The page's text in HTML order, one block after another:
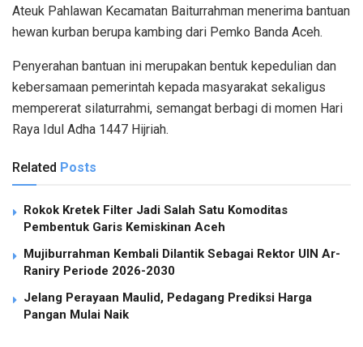
Ateuk Pahlawan Kecamatan Baiturrahman menerima bantuan
hewan kurban berupa kambing dari Pemko Banda Aceh.
Penyerahan bantuan ini merupakan bentuk kepedulian dan
kebersamaan pemerintah kepada masyarakat sekaligus
mempererat silaturrahmi, semangat berbagi di momen Hari
Raya Idul Adha 1447 Hijriah.
Related Posts
Rokok Kretek Filter Jadi Salah Satu Komoditas
Pembentuk Garis Kemiskinan Aceh
Mujiburrahman Kembali Dilantik Sebagai Rektor UIN Ar-
Raniry Periode 2026-2030
Jelang Perayaan Maulid, Pedagang Prediksi Harga
Pangan Mulai Naik